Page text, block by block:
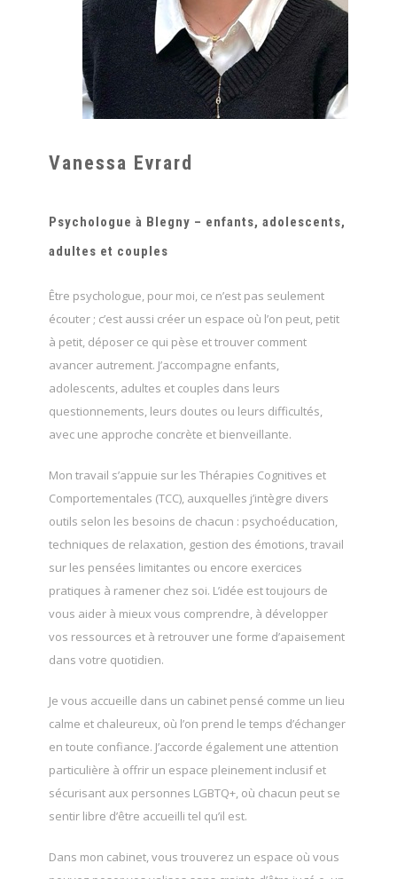
Vanessa Evrard
Psychologue à Blegny – enfants, adolescents,
adultes et couples
Être psychologue, pour moi, ce n’est pas seulement
écouter ; c’est aussi créer un espace où l’on peut, petit
à petit, déposer ce qui pèse et trouver comment
avancer autrement. J’accompagne enfants,
adolescents, adultes et couples dans leurs
questionnements, leurs doutes ou leurs difficultés,
avec une approche concrète et bienveillante.
Mon travail s’appuie sur les Thérapies Cognitives et
Comportementales (TCC), auxquelles j’intègre divers
outils selon les besoins de chacun : psychoéducation,
techniques de relaxation, gestion des émotions, travail
sur les pensées limitantes ou encore exercices
pratiques à ramener chez soi. L’idée est toujours de
vous aider à mieux vous comprendre, à développer
vos ressources et à retrouver une forme d’apaisement
dans votre quotidien.
Je vous accueille dans un cabinet pensé comme un lieu
calme et chaleureux, où l’on prend le temps d’échanger
en toute confiance. J’accorde également une attention
particulière à offrir un espace pleinement inclusif et
sécurisant aux personnes LGBTQ+, où chacun peut se
sentir libre d’être accueilli tel qu’il est.
Dans mon cabinet, vous trouverez un espace où vous